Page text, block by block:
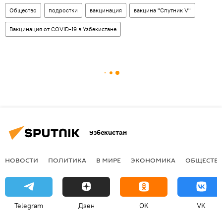
Общество подростки вакцинация вакцина "Спутник V"
Вакцинация от COVID-19 в Узбекистане
Узбекистан
НОВОСТИ ПОЛИТИКА В МИРЕ ЭКОНОМИКА
Telegram Дзен OK VK